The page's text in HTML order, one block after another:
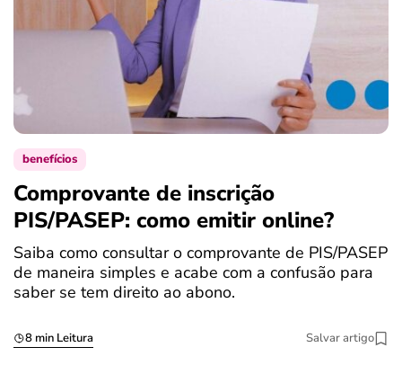
benefícios
Comprovante de inscrição
PIS/PASEP: como emitir online?
Saiba como consultar o comprovante de PIS/PASEP
de maneira simples e acabe com a confusão para
saber se tem direito ao abono.
8 min Leitura Salvar artigo